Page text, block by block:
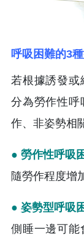
呼吸困難的3
若根據誘發或
分為勞作性呼
作、非姿勢相
● 勞作性呼吸
隨勞作程度增
● 姿勢型呼吸
側睡一邊可能